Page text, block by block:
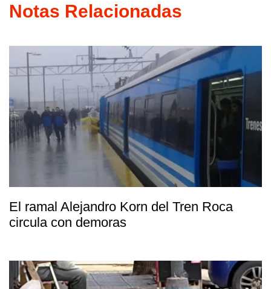
Notas Relacionadas
El ramal Alejandro Korn del Tren Roca
circula con demoras